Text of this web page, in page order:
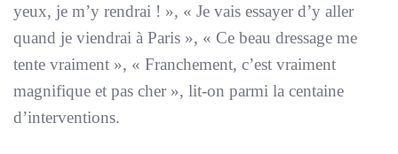
yeux, je m’y rendrai ! », « Je vais essayer d’y aller
quand je viendrai à Paris », « Ce beau dressage me
tente vraiment », « Franchement, c’est vraiment
magnifique et pas cher », lit-on parmi la centaine
d’interventions.